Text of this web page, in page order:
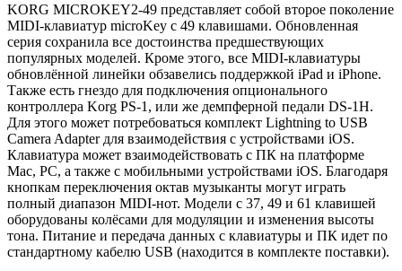
KORG MICROKEY2-49 представляет собой второе поколение
MIDI-клавиатур microKey с 49 клавишами. Обновленная
серия сохранила все достоинства предшествующих
популярных моделей. Кроме этого, все MIDI-клавиатуры
обновлённой линейки обзавелись поддержкой iPad и iPhone.
Также есть гнездо для подключения опционального
контроллера Korg PS-1, или же демпферной педали DS-1H.
Для этого может потребоваться комплект Lightning to USB
Camera Adapter для взаимодействия с устройствами iOS.
Клавиатура может взаимодействовать с ПК на платформе
Mac, PC, а также с мобильными устройствами iOS. Благодаря
кнопкам переключения октав музыканты могут играть
полный диапазон MIDI-нот. Модели с 37, 49 и 61 клавишей
оборудованы колёсами для модуляции и изменения высоты
тона. Питание и передача данных с клавиатуры и ПК идет по
стандартному кабелю USB (находится в комплекте поставки).